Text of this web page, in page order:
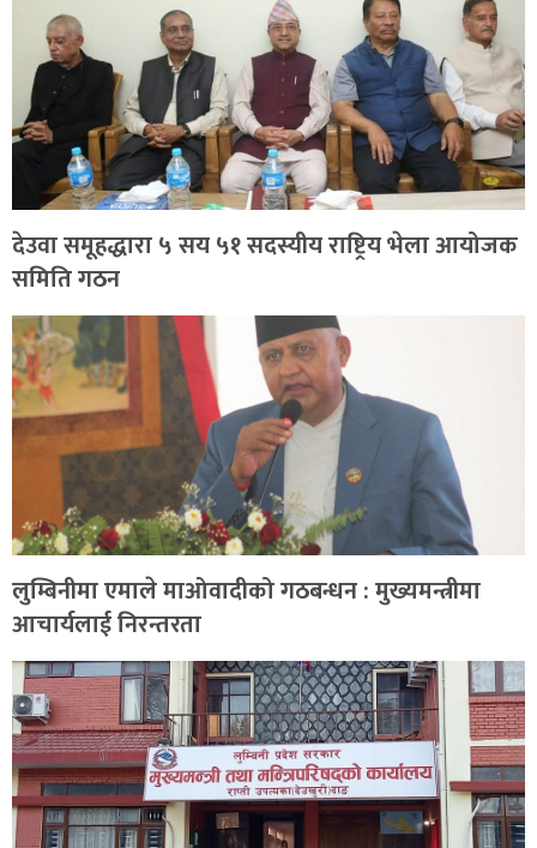
देउवा समूहद्धारा ५ सय ५१ सदस्यीय राष्ट्रिय भेला आयोजक
समिति गठन
लुम्बिनीमा एमाले माओवादीको गठबन्धन : मुख्यमन्त्रीमा
आचार्यलाई निरन्तरता